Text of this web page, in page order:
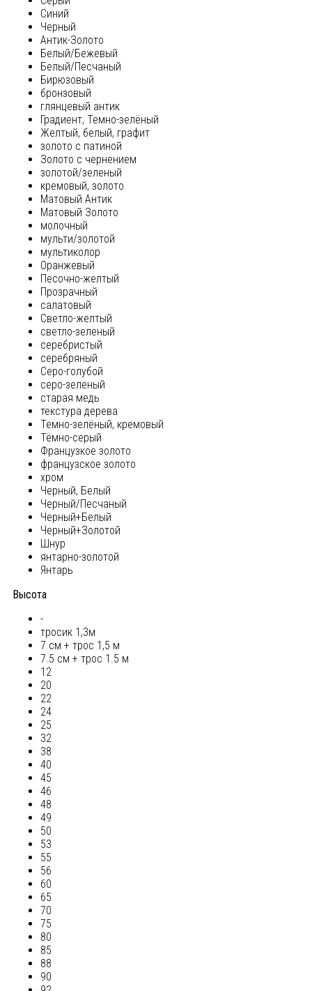
Синий
Черный
Антик-Золото
Белый/Бежевый
Белый/Песчаный
Бирюзовый
бронзовый
глянцевый антик
Градиент, Темно-зелёный
Желтый, белый, графит
золото с патиной
Золото с чернением
золотой/зеленый
кремовый, золото
Матовый Антик
Матовый Золото
молочный
мульти/золотой
мультиколор
Оранжевый
Песочно-желтый
Прозрачный
салатовый
Светло-желтый
светло-зеленый
серебристый
серебряный
Серо-голубой
серо-зеленый
старая медь
текстура дерева
Темно-зелёный, кремовый
Тёмно-серый
Французкое золото
французское золото
хром
Черный, Белый
Черный/Песчаный
Черный+Белый
Черный+Золотой
Шнур
янтарно-золотой
Янтарь
Высота
-
тросик 1,3м
7 см + трос 1,5 м
7.5 см + трос 1.5 м
12
20
22
24
25
32
38
40
45
46
48
49
50
53
55
56
60
65
70
75
80
85
88
90